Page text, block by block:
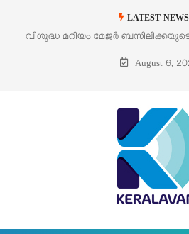
LATEST NEWS
‘പെറ്റൽസ്’ ലൈഫ് സ്റ്റൈൽ
August 6,